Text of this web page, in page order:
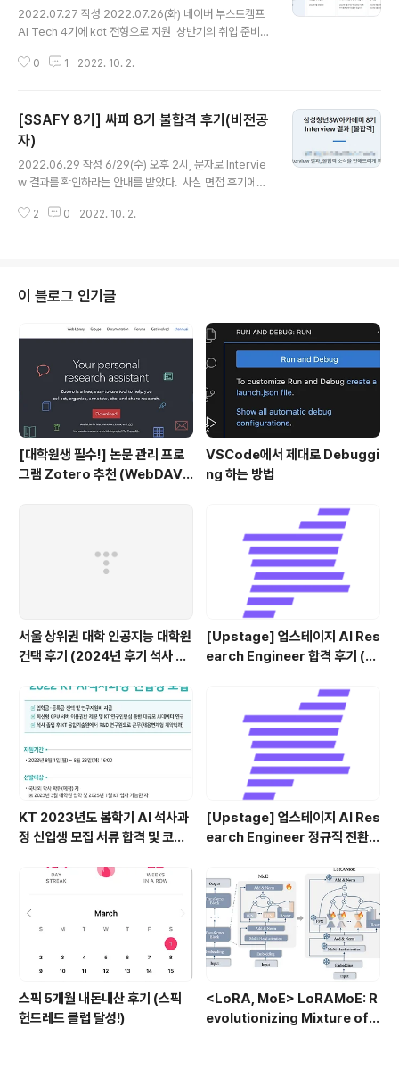
2022.07.27 작성 2022.07.26(화) 네이버 부스트캠프
AI Tech 4기에 kdt 전형으로 지원 ​​ 상반기의 취업 준비에
배우면 좋을지 많은 고민이 있었다. 특히나 내가 희망하는
상반기의 결과가 나오기도 전부터 알아봤던 교육 과정이
있다. 구름(goorm)이라는 기업에서 kdt 전형으로 자연어
처리 프로그램을 운영한다는 것이었다. 물론 카카오와 연
계하는 쿠버네티스 과정도 있었는데 나와는 전혀 상관이
이다) https://kdt.goorm.io/ 카카오엔터프라이즈와..
0 1 2022. 10. 2.
[SSAFY 8기] 싸피 8기 불합격 후기(비전공
자)
2022.06.29 작성 6/29(수) 오후 2시, 문자로 Intervie
w 결과를 확인하라는 안내를 받았다. ​ 사실 면접 후기에서
향성이 너무 달라서 좋은 결과가 있을 거라고 생각하진 않
Y 8기 면접 후기를 작성하고자 한다. SSAFY 8기 면접은
멀티캠퍼스 역삼에서 진행됐고 오후 4시 10분까지 집결해
야 했다. 멀티캠퍼스는 건물에 들어서는 것부 chanmuzi.t
istory.com 뭐.. 예상했던 결과라서 크게 타격은 없었는
데 아쉬운..
2 0 2022. 10. 2.
이 블로그 인기글
[대학원생 필수!] 논문 관리 프로
그램 Zotero 추천 (WebDAV
VSCode에서 제대로 Debuggi
ng 하는 방법
서울 상위권 대학 인공지능 대학원
컨택 후기 (2024년 후기 석사 지
[Upstage] 업스테이지 AI Res
earch Engineer 합격 후기 (정
KT 2023년도 봄학기 AI 석사과
정 신입생 모집 서류 합격 및 코딩
[Upstage] 업스테이지 AI Res
earch Engineer 정규직 전환
스픽 5개월 내돈내산 후기 (스픽
헌드레드 클럽 달성!)
<LoRA, MoE> LoRAMoE: R
evolutionizing Mixture of E